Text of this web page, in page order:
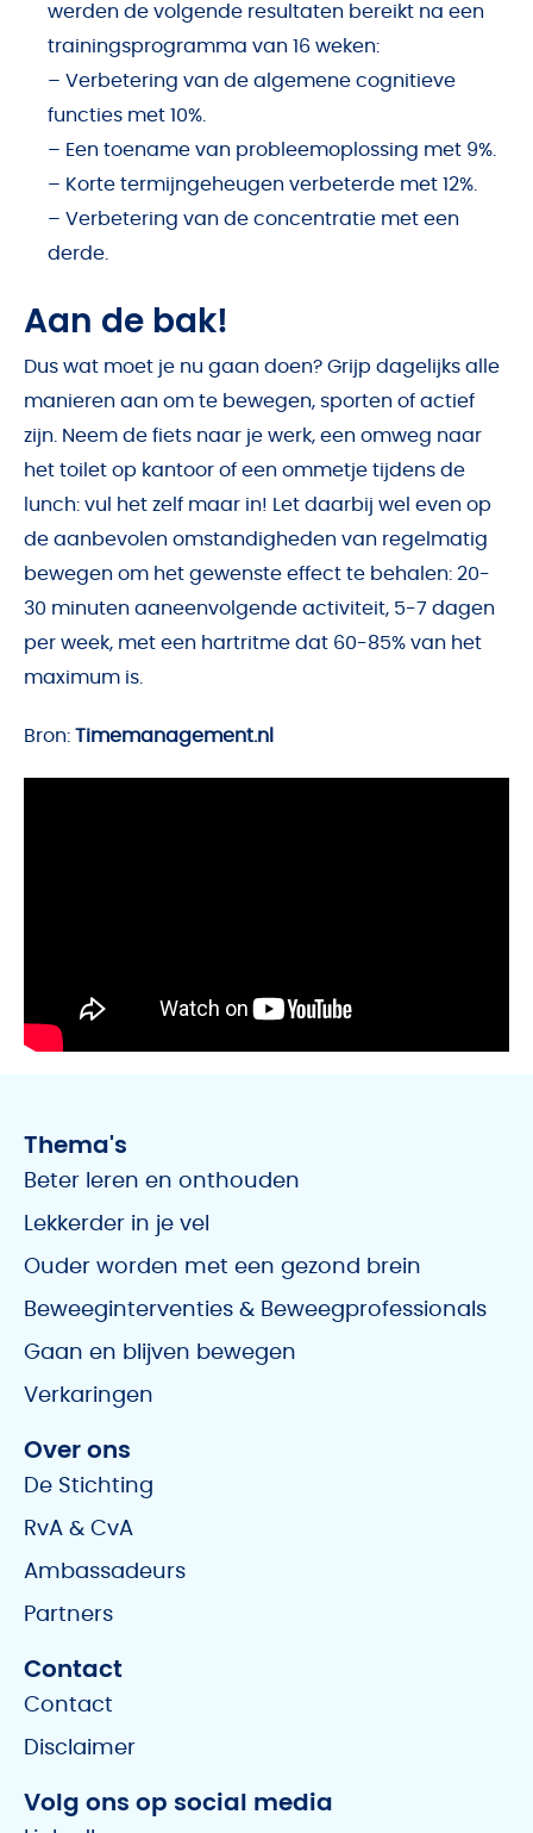
werden de volgende resultaten bereikt na een
trainingsprogramma van 16 weken:
– Verbetering van de algemene cognitieve
functies met 10%.
– Een toename van probleemoplossing met 9%.
– Korte termijngeheugen verbeterde met 12%.
– Verbetering van de concentratie met een
derde.
Aan de bak!
Dus wat moet je nu gaan doen? Grijp dagelijks alle
manieren aan om te bewegen, sporten of actief
zijn. Neem de fiets naar je werk, een omweg naar
het toilet op kantoor of een ommetje tijdens de
lunch: vul het zelf maar in! Let daarbij wel even op
de aanbevolen omstandigheden van regelmatig
bewegen om het gewenste effect te behalen: 20-
30 minuten aaneenvolgende activiteit, 5-7 dagen
per week, met een hartritme dat 60-85% van het
maximum is.
Bron: Timemanagement.nl
Thema's
Beter leren en onthouden
Lekkerder in je vel
Ouder worden met een gezond brein
Beweeginterventies & Beweegprofessionals
Gaan en blijven bewegen
Verkaringen
Over ons
De Stichting
RvA & CvA
Ambassadeurs
Partners
Contact
Contact
Disclaimer
Volg ons op social media